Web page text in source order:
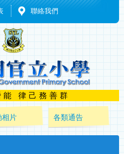
聯絡我們
能 律己務善群
相片 各類通告